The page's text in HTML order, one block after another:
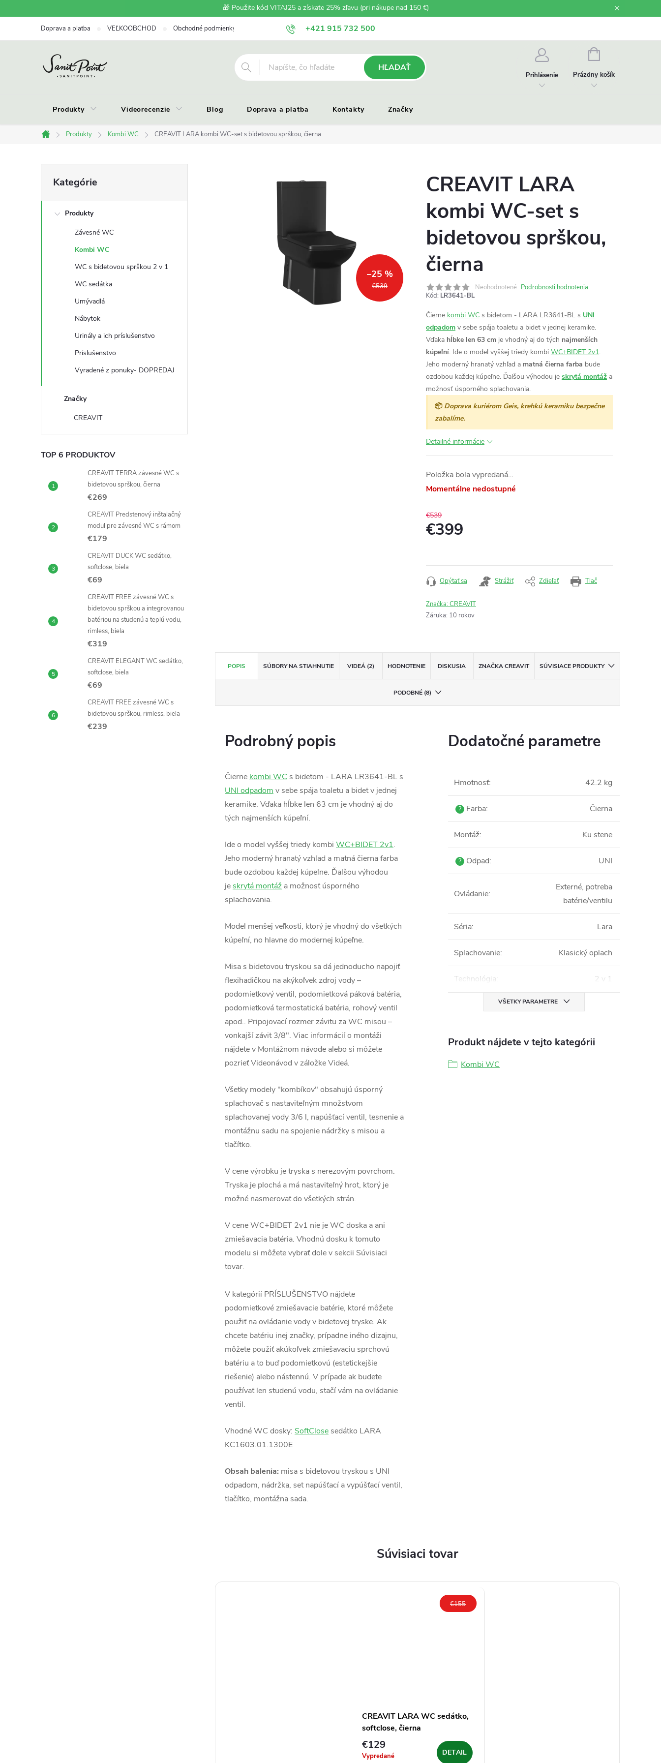
na
🎁 Použite kód VITAJ25 a získate 25% zľavu (pri nákupe nad 150 €)
+421 915 732 500
Doprava a platba VEĽKOOBCHOD Obchodné podmienky Zásady ochrany osobných údajov Reklamačný poriadok
HĽADAŤ
Prihlásenie
NÁKUPNÝ
Prázdny košík
Produkty Videorecenzie Blog Doprava a platba Kontakty Značky
Domov
Produkty Kombi WC CREAVIT LARA kombi WC-set s bidetovou sprškou, čierna
o
kategórie
Kategórie
Produkty
Závesné WC
Kombi WC
WC s bidetovou sprškou 2 v 1
WC sedátka
Umývadlá
Nábytok
Urinály a ich príslušenstvo
Príslušenstvo
Vyradené z ponuky- DOPREDAJ
Značky
CREAVIT
TOP 6 PRODUKTOV
CREAVIT TERRA závesné WC s
bidetovou sprškou, čierna
€269
CREAVIT Predstenový inštalačný
modul pre závesné WC s rámom
€179
CREAVIT DUCK WC sedátko,
softclose, biela
€69
CREAVIT FREE závesné WC s
bidetovou sprškou a integrovanou
batériou na studenú a teplú vodu,
rimless, biela
€319
CREAVIT ELEGANT WC sedátko,
softclose, biela
€69
CREAVIT FREE závesné WC s
bidetovou sprškou, rimless, biela
€239
€539
–25 %
CREAVIT LARA
kombi WC-set s
bidetovou sprškou,
čierna
Neohodnotené Podrobnosti hodnotenia
Kód: LR3641-BL
Čierne kombi WC s bidetom - LARA LR3641-BL s UNI
odpadom v sebe spája toaletu a bidet v jednej keramike.
Vďaka hĺbke len 63 cm je vhodný aj do tých najmenších
kúpeľní. Ide o model vyššej triedy kombi WC+BIDET 2v1.
Jeho moderný hranatý vzhľad a matná čierna farba bude
ozdobou každej kúpeľne. Ďalšou výhodou je skrytá montáž a
možnosť úsporného splachovania.
📦 Doprava kuriérom Geis, krehkú keramiku bezpečne
zabalíme.
Detailné informácie
Položka bola vypredaná…
Momentálne nedostupné
€539
€399
Tlač
Opýtať sa Strážiť Zdieľať
Značka:CREAVIT
Záruka: 10 rokov
POPIS SÚBORY NA STIAHNUTIE VIDEÁ (2) HODNOTENIE DISKUSIA ZNAČKACREAVIT SÚVISIACE PRODUKTY
PODOBNÉ (8)
Podrobný popis
Čierne kombi WC s bidetom - LARA LR3641-BL s
UNI odpadom v sebe spája toaletu a bidet v jednej
keramike. Vďaka hĺbke len 63 cm je vhodný aj do
tých najmenších kúpeľní.
Ide o model vyššej triedy kombi WC+BIDET 2v1.
Jeho moderný hranatý vzhľad a matná čierna farba
bude ozdobou každej kúpeľne. Ďalšou výhodou
je skrytá montáž a možnosť úsporného
splachovania.
Model menšej veľkosti, ktorý je vhodný do všetkých
kúpeľní, no hlavne do modernej kúpeľne.
Misa s bidetovou tryskou sa dá jednoducho napojiť
flexihadičkou na akýkoľvek zdroj vody –
podomietkový ventil, podomietková páková batéria,
podomietková termostatická batéria, rohový ventil
apod.. Pripojovací rozmer závitu za WC misou –
vonkajší závit 3/8". Viac informácií o montáži
nájdete v Montážnom návode alebo si môžete
pozrieť Videonávod v záložke Videá.
Všetky modely "kombíkov" obsahujú úsporný
splachovač s nastaviteľným množstvom
splachovanej vody 3/6 l, napúšťací ventil, tesnenie a
montážnu sadu na spojenie nádržky s misou a
tlačítko.
V cene výrobku je tryska s nerezovým povrchom.
Tryska je plochá a má nastaviteľný hrot, ktorý je
možné nasmerovať do všetkých strán.
V cene WC+BIDET 2v1 nie je WC doska a ani
zmiešavacia batéria. Vhodnú dosku k tomuto
modelu si môžete vybrať dole v sekcii Súvisiaci
tovar.
V kategórií PRÍSLUŠENSTVO nájdete
podomietkové zmiešavacie batérie, ktoré môžete
použiť na ovládanie vody v bidetovej tryske. Ak
chcete batériu inej značky, prípadne iného dizajnu,
môžete použiť akúkoľvek zmiešavaciu sprchovú
batériu a to buď podomietkovú (estetickejšie
riešenie) alebo nástennú. V prípade ak budete
používať len studenú vodu, stačí vám na ovládanie
ventil.
Vhodné WC dosky: SoftClose sedátko LARA
KC1603.01.1300E
Obsah balenia: misa s bidetovou tryskou s UNI
odpadom, nádržka, set napúšťací a vypúšťací ventil,
tlačítko, montážna sada.
Dodatočné parametre
Hmotnosť: 42.2 kg
? Farba: Čierna
Montáž: Ku stene
? Odpad: UNI
Ovládanie:
Externé, potreba
batérie/ventilu
Séria: Lara
Splachovanie: Klasický oplach
Technológia: 2 v 1
VŠETKY PARAMETRE
Produkt nájdete v tejto kategórii
Kombi WC
Súvisiaci tovar
€155
CREAVIT LARA WC sedátko,
softclose, čierna
€129
Vypredané DETAIL